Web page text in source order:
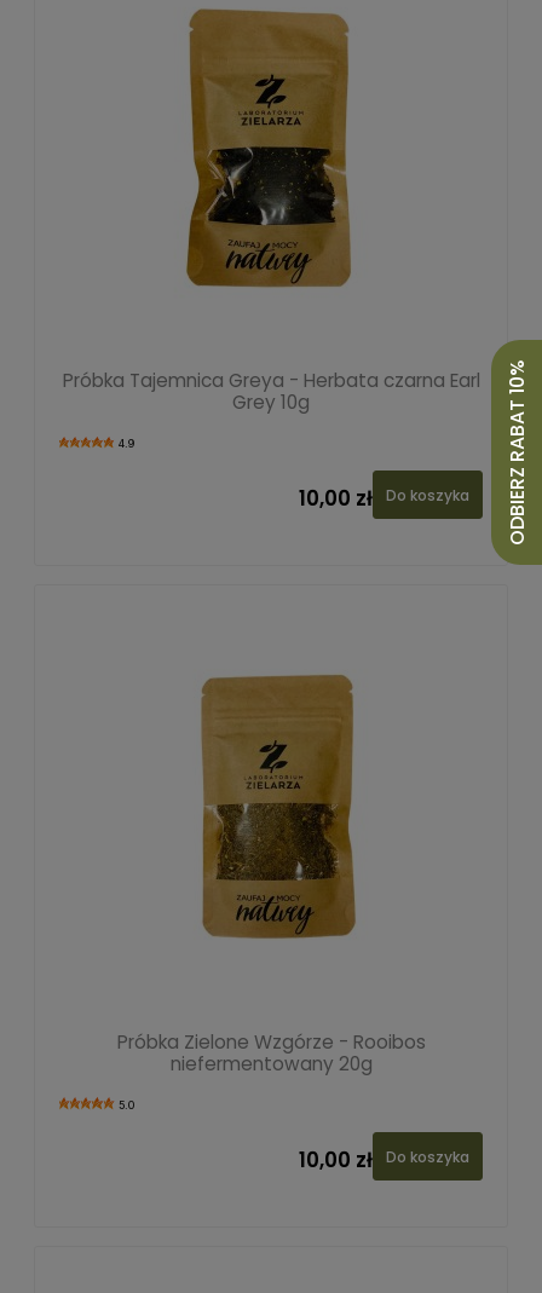
Próbka Tajemnica Greya - Herbata czarna Earl
Grey 10g
4.9
10,00 zł Do koszyka
Próbka Zielone Wzgórze - Rooibos
niefermentowany 20g
5.0
10,00 zł Do koszyka
ODBIERZ RABAT 10%